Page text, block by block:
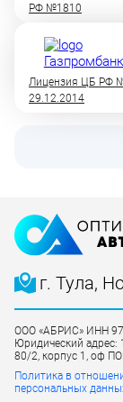
РФ №1810
Лицензия ЦБ РФ
29.12.2014
г. Тула,
ООО «АБРИС» ИНН
Юридический адрес:
80/2, корпус 1, оф
Политика в
персональных